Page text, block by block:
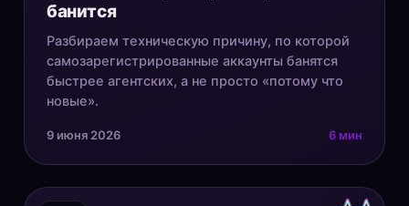
банится
Разбираем техническую причину, по которой
самозарегистрированные аккаунты банятся
быстрее агентских, а не просто «потому что
новые».
9 июня 2026 6 мин